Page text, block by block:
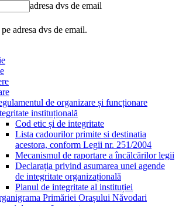
adresa dvs de email
adresa dvs de email.
de organizare și funcționare
instituțională
Cod etic și de integritate
Lista cadourilor primite si destinatia
acestora, conform Legii nr. 251/2004
Mecanismul de raportare a încălcărilor legii
Declarația privind asumarea unei agende
de integritate organizațională
Planul de integritate al instituției
Primăriei Orașului Năvodari